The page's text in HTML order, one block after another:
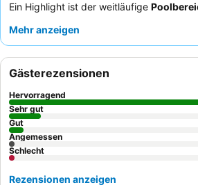
Ein Highlight ist der weitläufige
ergänzt durch ein vielfältiges und
das
Animationsteam
abwechslungsreichen Abendshows sowie
hochwertigen
Erlebnis empfiehlt es sich, ein Apartment
anzufragen, von denen viele geräumige
Mehr anzeigen
Gästerezensionen
Hervorragend
Sehr gut
Gut
Angemessen
Schlecht
Rezensionen anzeigen